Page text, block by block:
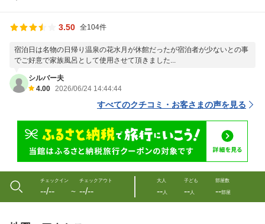
3.50 全104件
宿泊日は名物の日帰り温泉の花水月が休館だったが宿泊者が少ないとの事
でご好意で家族風呂として使用させて頂きました...
シルバー夫
4.00 2026/06/24 14:44:44
すべてのクチコミ・お客さまの声を見る
チェックイン
--/-- 〜
チェックアウト
--/--
大人
--人
子ども
--人
部屋数
--部屋